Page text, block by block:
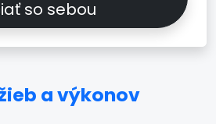
so sebou
a výkonov